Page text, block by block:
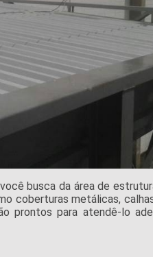
busca da área de
coberturas metálicas,
prontos para atendê-lo